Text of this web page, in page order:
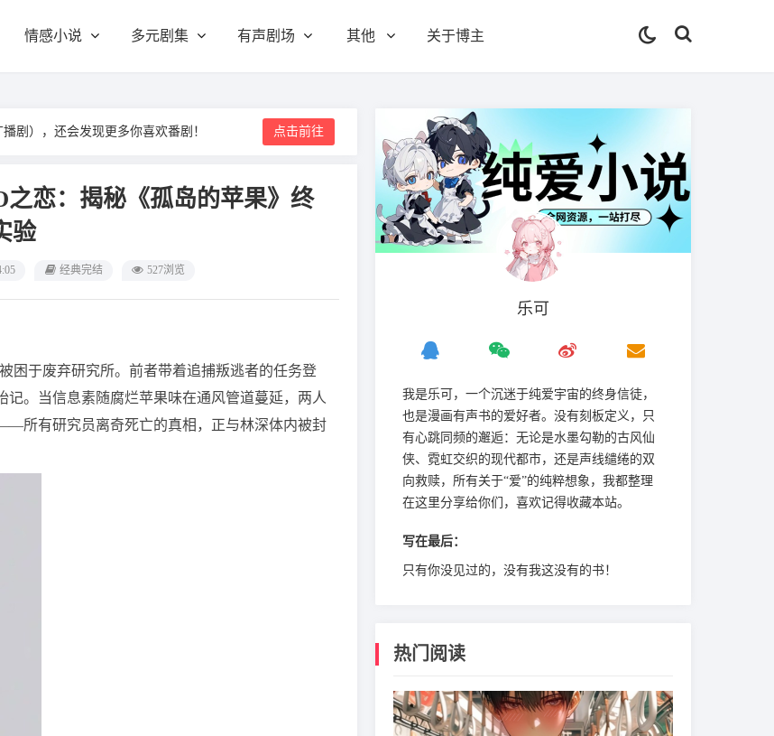
情感小说 多元剧集 有声剧场 其他 关于博主
剧），还会发现更多你喜欢番剧！ 点击前往
恋：揭秘《孤岛的苹果》终
验
经典完结 527浏览
困于废弃研究所。前者带着追捕叛逃者的任务登
。当信息素随腐烂苹果味在通风管道蔓延，两人
所有研究员离奇死亡的真相，正与林深体内被封
乐可
我是‌乐可，一个沉迷于纯爱宇宙的终身信徒，
也是漫画有声书的爱好者。没有刻板定义，只
有心跳同频的邂逅：无论是水墨勾勒的古风仙
侠、霓虹交织的现代都市，还是声线缱绻的双
向救赎，所有关于“爱”的纯粹想象，我都整理
在这里分享给你们，喜欢记得收藏本站。
写在最后：
只有你没见过的，没有我这没有的书！
热门阅读